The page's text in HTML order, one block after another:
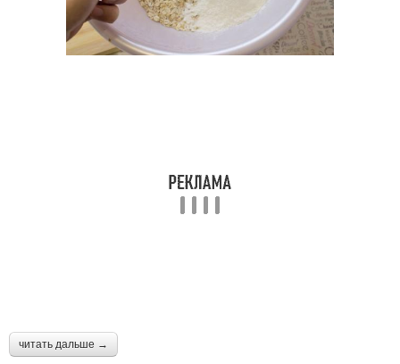
читать дальше →